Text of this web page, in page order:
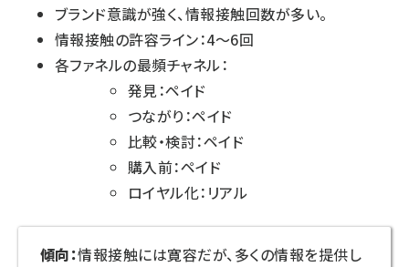
ブランド意識が強く、情報接触回数が多い。
情報接触の許容ライン：4～6回
各ファネルの最頻チャネル：
発見：ペイド
つながり：ペイド
比較・検討：ペイド
購入前：ペイド
ロイヤル化：リアル
傾向：情報接触には寛容だが、多くの情報を提供し